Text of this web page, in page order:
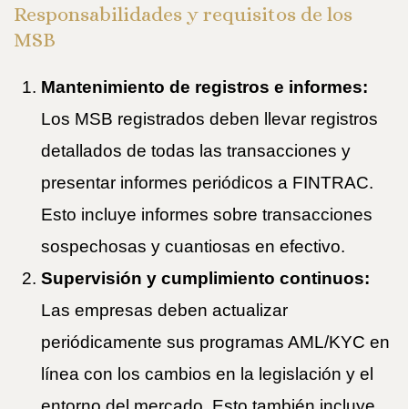
Responsabilidades y requisitos de los
MSB
Mantenimiento de registros e informes:
Los MSB registrados deben llevar registros
detallados de todas las transacciones y
presentar informes periódicos a FINTRAC.
Esto incluye informes sobre transacciones
sospechosas y cuantiosas en efectivo.
Supervisión y cumplimiento continuos:
Las empresas deben actualizar
periódicamente sus programas AML/KYC en
línea con los cambios en la legislación y el